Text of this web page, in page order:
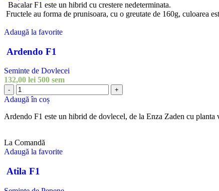
Bacalar F1 este un hibrid cu crestere nedeterminata.
Fructele au forma de prunisoara, cu o greutate de 160g, culoarea
Adaugă la favorite
Ardendo F1
Seminte de Dovlecei
132,00 lei 500 sem
- +
Adaugă în coș
Ardendo F1 este un hibrid de dovlecel, de la Enza Zaden cu
La Comandă
Adaugă la favorite
Atila F1